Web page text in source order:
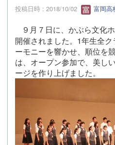
投稿日時 : 2018/10/02 富岡高
９月７日に、かぶら文化
開催されました。 1年生全ク
ーモニーを響かせ、順位を
は、オープン参加で、美し
ージを作り上げました。